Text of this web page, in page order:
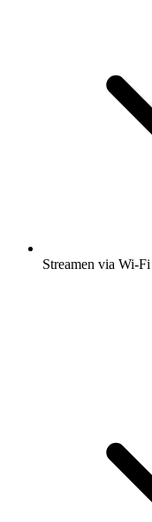
Streamen via Wi-